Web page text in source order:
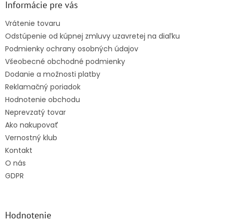
Informácie pre vás
Vrátenie tovaru
Odstúpenie od kúpnej zmluvy uzavretej na diaľku
Podmienky ochrany osobných údajov
Všeobecné obchodné podmienky
Dodanie a možnosti platby
Reklamačný poriadok
Hodnotenie obchodu
Neprevzatý tovar
Ako nakupovať
Vernostný klub
Kontakt
O nás
GDPR
Hodnotenie